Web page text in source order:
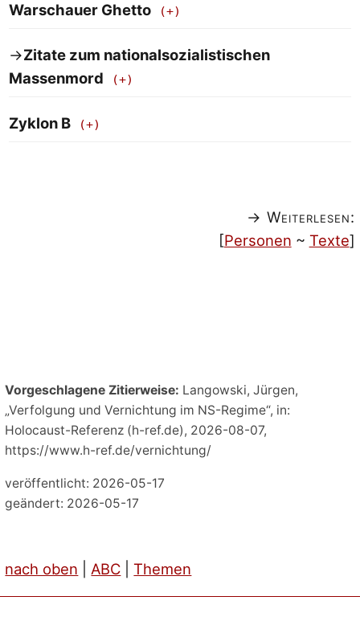
Warschauer Ghetto
→Zitate zum nationalsozialistischen
Massenmord
Zyklon B
→ Weiterlesen:
[Personen ~ Texte]
Vorgeschlagene Zitierweise: Langowski, Jürgen,
„Verfolgung und Vernichtung im NS-Regime“, in:
Holocaust-Referenz (h-ref.de), 2026-08-07,
https://www.h-ref.de/vernichtung/
veröffentlicht: 2026-05-17
geändert: 2026-05-17
nach oben ABC |Themen